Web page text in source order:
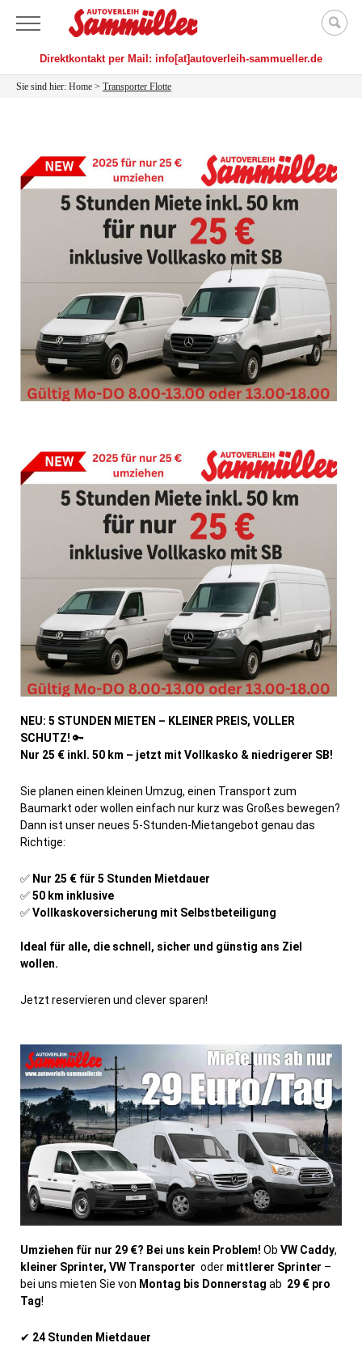
Direktkontakt per Mail: info[at]autoverleih-sammueller.de
Sie sind hier: Home > Transporter Flotte
NEU: 5 STUNDEN MIETEN – KLEINER PREIS, VOLLER
SCHUTZ! 🔑
Nur 25 € inkl. 50 km – jetzt mit Vollkasko & niedrigerer SB!
Sie planen einen kleinen Umzug, einen Transport zum
Baumarkt oder wollen einfach nur kurz was Großes bewegen?
Dann ist unser neues 5-Stunden-Mietangebot genau das
Richtige:
✅ Nur 25 € für 5 Stunden Mietdauer
✅50 km inklusive
✅Vollkaskoversicherung mit Selbstbeteiligung
Ideal für alle, die schnell, sicher und günstig ans Ziel
wollen.
Jetzt reservieren und clever sparen!
Umziehen für nur 29 €? Bei uns kein Problem! Ob VW Caddy,
kleiner Sprinter, VW Transporter oder mittlerer Sprinter –
bei uns mieten Sie von Montag bis Donnerstag ab 29 € pro
Tag!
✔ 24 Stunden Mietdauer